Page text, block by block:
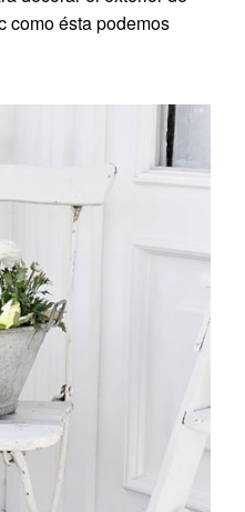
como ésta podemos